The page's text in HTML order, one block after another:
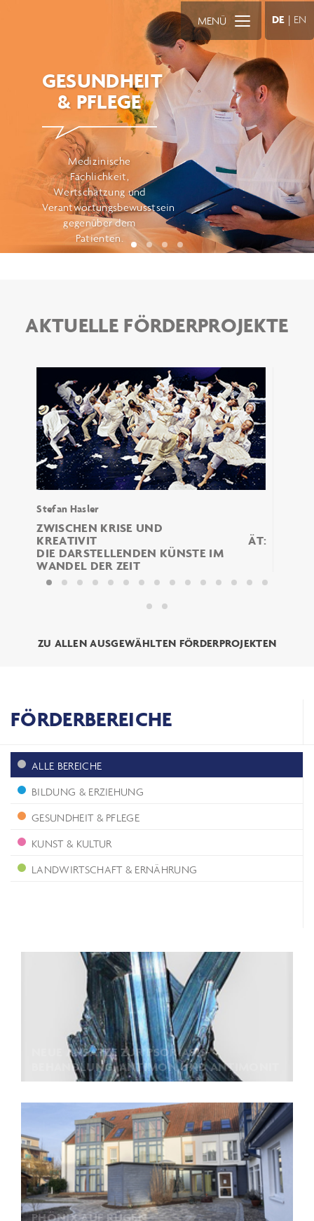
GESUNDHEIT
& PFLEGE
Medizinische
Fachlichkeit,
Wertschätzung und
Verantwortungsbewusstsein
gegenüber dem
Patienten.
DE | EN
MENÜ
AKTUELLE FÖRDERPROJEKTE
Stefan Hasler
ZWISCHEN KRISE UND
KREATIVITÄT:
DIE DARSTELLENDEN KÜNSTE IM
WANDEL DER ZEIT
ZU ALLEN AUSGEWÄHLTEN FÖRDERPROJEKTEN
FÖRDERBEREICHE
ALLE BEREICHE
BILDUNG & ERZIEHUNG
GESUNDHEIT & PFLEGE
KUNST & KULTUR
LANDWIRTSCHAFT & ERNÄHRUNG
NEUE ANSÄTZE ZUR PSORIASIS-
BEHANDLUNG: ANTIMON UND ANTIMONIT
PHÖNIX AUF RÜGEN